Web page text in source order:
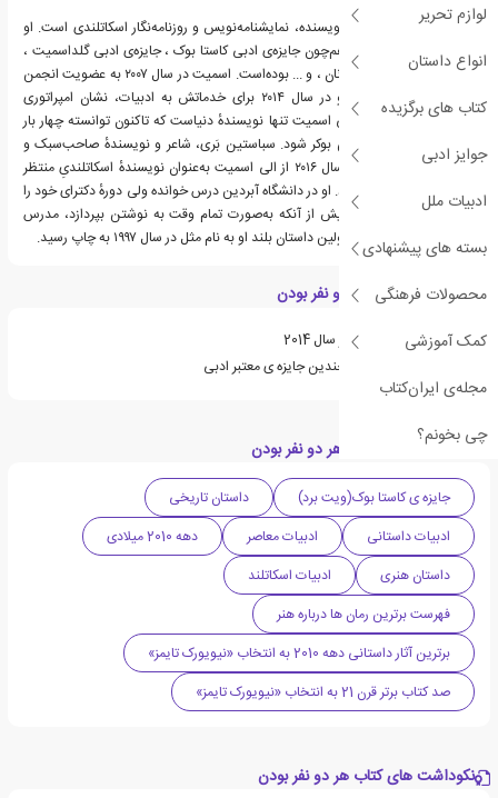
لوازم تحریر
انواع داستان
کتاب های برگزیده
جوایز ادبی
ادبیات ملل
بسته های پیشنهادی
محصولات فرهنگی
کمک آموزشی
مجله‌ی ایران‌کتاب
چی بخونم؟
الی اسمیت زادهٔ ۱۹۶۲ ، نویسنده، نمایشنامه‌نویس و روزنامه‌نگار اسکاتلندی است. او
برندهٔ جوایز ادبی مهمی هم‌چون جایزه‌ی ادبی کاستا بوک ، جایزه‌ی ادبی گلداسمیت ،
جایزه‌ی ادبیات داستانی زنان ، و ... بوده‌است. اسمیت در سال ۲۰۰۷ به عضویت انجمن
سلطنتی ادبیات درآمد و در سال ۲۰۱۴ برای خدماتش به ادبیات، نشان امپراتوری
بریتانیا را دریافت کرد. الی اسمیت تنها نویسندهٔ دنیاست که تاکنون توانسته چهار بار
فینالیست جایزه ادبی من بوکر شود. سباستین بَری، شاعر و نویسندهٔ صاحب‌سبک و
شناخته‌شدهٔ ایرلندی، در سال ۲۰۱۶ از الی اسمیت به‌عنوان نویسندهٔ اسکاتلندیِ منتظر
دریافت جایزه نوبل نام برد. او در دانشگاه آبردین درس خوانده ولی دورهٔ دکترای خود را
ناتمام رها کرد. اسمیت پیش از آنکه به‌صورت تمام وقت به نوشتن بپردازد، مدرس
دانشگاه استرثکلاید بود. اولین داستان بلند او به نام مثل در سال ۱۹۹۷ به چاپ رسید.
ویژگی های کتاب هر دو نفر بودن
نامزد دریافت جایزه ی بوکر سال 2014
برنده ی جایزه ی کاستا و چندین جایزه ی معتبر ادبی
دسته بندی های کتاب هر دو نفر بودن
جایزه ی کاستا بوک(ویت برد)
داستان تاریخی
ادبیات داستانی
ادبیات معاصر
دهه 2010 میلادی
داستان هنری
ادبیات اسکاتلند
فهرست برترین رمان ها درباره هنر
برترین آثار داستانی دهه 2010 به انتخاب «نیویورک تایمز»
صد کتاب برتر قرن 21 به انتخاب «نیویورک تایمز»
نکوداشت های کتاب هر دو نفر بودن